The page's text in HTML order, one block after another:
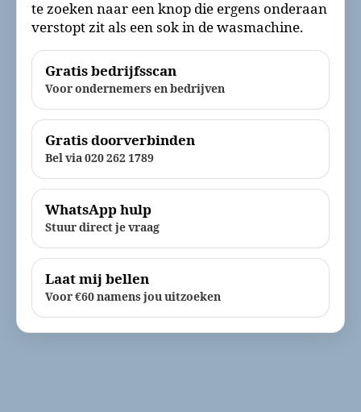
te zoeken naar een knop die ergens onderaan
verstopt zit als een sok in de wasmachine.
Gratis bedrijfsscan
Voor ondernemers en bedrijven
Gratis doorverbinden
Bel via 020 262 1789
WhatsApp hulp
Stuur direct je vraag
Laat mij bellen
Voor €60 namens jou uitzoeken